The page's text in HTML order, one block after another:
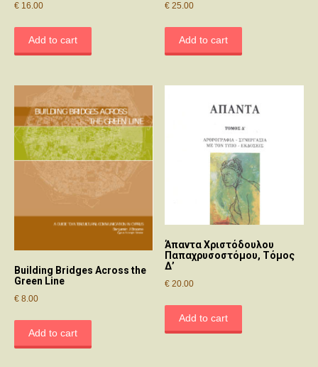
€ 16.00
Add to cart
€ 25.00
Add to cart
Building Bridges Across the
Green Line
€ 8.00
Add to cart
Άπαντα Χριστόδουλου
Παπαχρυσοστόμου, Τόμος
Δ’
€ 20.00
Add to cart